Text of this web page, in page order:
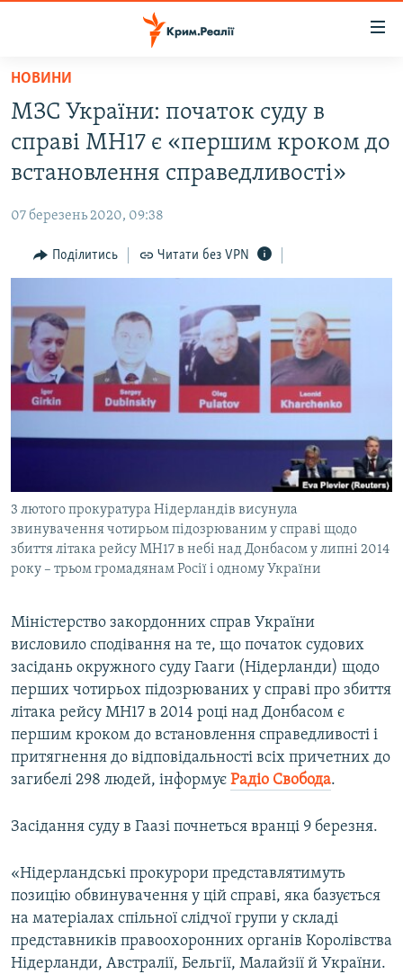
Перейти
основного
матеріалу
Перейти
до
основної
навігації
Перейти
до
ВОДА.КРИМ
ВІДЕО ТА ФОТО
БЛОГИ
ПОГЛЯД
ВСЕ ЗА ДЕНЬ
СПЕЦПРОЕКТИ
ДЕПОРТАЦІЯ
ІНФОГРАФІКА
ЯК ОБІЙТИ БЛОКУВАННЯ
Русский
ДОЛУЧАЙСЯ!
НОВИНИ
МЗС України: початок суду в
справі MH17 є «першим кроком до
встановлення справедливості»
07 березень 2020, 09:38
Поділитись Читати без VPN
3 лютого прокуратура Нідерландів висунула
звинувачення чотирьом підозрюваним у справі щодо
збиття літака рейсу МН17 в небі над Донбасом у липні 2014
року – трьом громадянам Росії і одному України
Міністерство закордонних справ України
висловило сподівання на те, що початок судових
засідань окружного суду Гааги (Нідерланди) щодо
перших чотирьох підозрюваних у справі про збиття
літака рейсу МН17 в 2014 році над Донбасом є
першим кроком до встановлення справедливості і
притягнення до відповідальності всіх причетних до
загибелі 298 людей, інформує Радіо Свобода.
Засідання суду в Гаазі почнеться вранці 9 березня.
«Нідерландські прокурори представлятимуть
позицію обвинувачення у цій справі, яка базується
на матеріалах спільної слідчої групи у складі
представників правоохоронних органів Королівства
Нідерланди, Австралії, Бельгії, Малайзії й України.